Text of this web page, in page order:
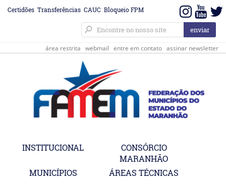
Certidões Transferências CAUC Bloqueio FPM
área restrita webmail entre em contato assinar newsletter
INSTITUCIONAL
CONSÓRCIO
MARANHÃO
MUNICÍPIOS
ÁREAS TÉCNICAS